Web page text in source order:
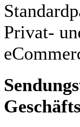
Privat-